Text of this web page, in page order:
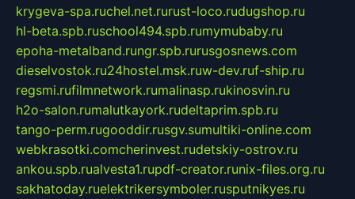
krygeva-spa.ruchel.net.rurust-loco.rudugshop.ru
hl-beta.spb.ruschool494.spb.rumymubaby.ru
epoha-metalband.rungr.spb.rurusgosnews.com
dieselvostok.ru24hostel.msk.ruw-dev.ruf-ship.ru
regsmi.rufilmnetwork.rumalinasp.rukinosvin.ru
h2o-salon.rumalutkayork.rudeltaprim.spb.ru
tango-perm.rugooddir.rusgv.sumultiki-online.com
webkrasotki.comcherinvest.rudetskiy-ostrov.ru
ankou.spb.rualvesta1.rupdf-creator.runix-files.org.ru
sakhatoday.ruelektrikersymboler.rusputnikyes.ru